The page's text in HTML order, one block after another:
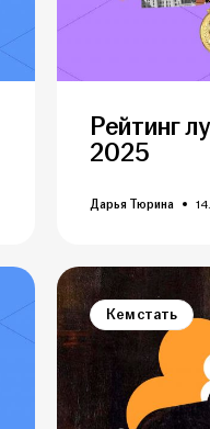
Рейтинг
2025
Дарья Тюрина
Кем стать